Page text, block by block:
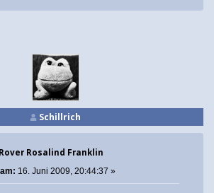
Schillrich
Rosalind Franklin
16. Juni 2009, 20:44:37 »